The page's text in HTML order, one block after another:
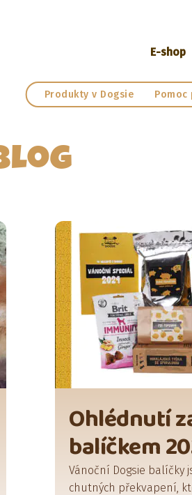
E-shop
Produkty v Dogsie Pomoc
Ohlédnutí
balíčkem
Vánoční Dogsie balíčky
chutných překvapení,